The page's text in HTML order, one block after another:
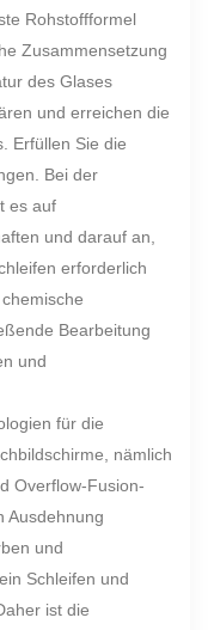
Rohstoffformel
Zusammensetzung
des Glases
und erreichen die
Erfüllen Sie die
Bei der
es auf
und darauf an,
erforderlich
Bearbeitung
und
für die
nämlich
Overflow-Fusion-
Ausdehnung
und
Schleifen und
ist die